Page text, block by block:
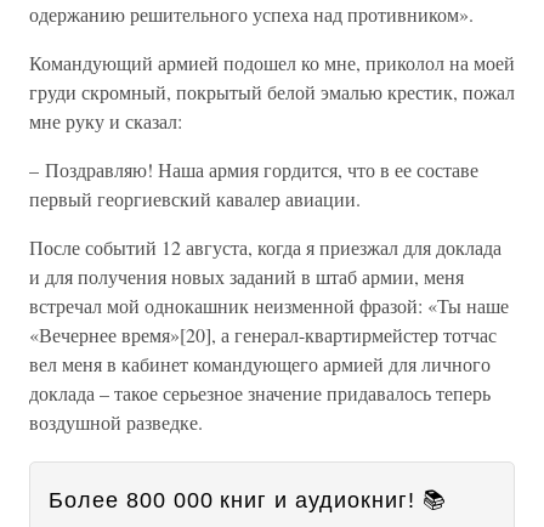
одержанию решительного успеха над противником».
Командующий армией подошел ко мне, приколол на моей
груди скромный, покрытый белой эмалью крестик, пожал
мне руку и сказал:
– Поздравляю! Наша армия гордится, что в ее составе
первый георгиевский кавалер авиации.
После событий 12 августа, когда я приезжал для доклада
и для получения новых заданий в штаб армии, меня
встречал мой однокашник неизменной фразой: «Ты наше
«Вечернее время»[20], а генерал-квартирмейстер тотчас
вел меня в кабинет командующего армией для личного
доклада – такое серьезное значение придавалось теперь
воздушной разведке.
Более 800 000 книг и аудиокниг! 📚